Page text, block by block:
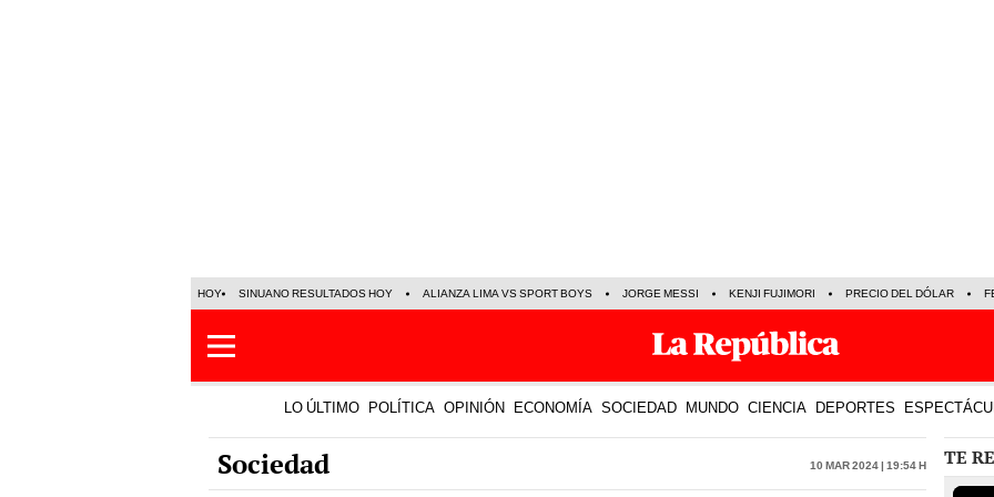
HOY SINUANO RESULTADOS HOY ALIANZA LIMA VS SPORT BOYS JORGE MESSI KENJI FUJIMORI PRECIO DEL DÓLAR
LO ÚLTIMO POLÍTICA OPINIÓN ECONOMÍA SOCIEDAD MUNDO CIENCIA DEPORTES
Sociedad 10 Mar 2024 | 19:54 h TE